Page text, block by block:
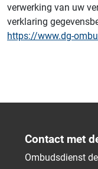
verwerking van uw
verklaring
https://www.dg-
Contact met
Ombudsdienst